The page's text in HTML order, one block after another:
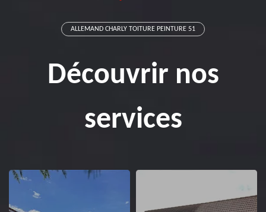
ALLEMAND CHARLY TOITURE PEINTURE 51
Découvrir nos
services